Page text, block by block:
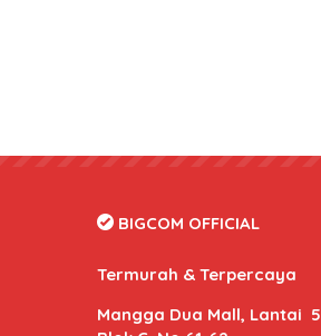
BIGCOM OFFICIAL
Termurah & Terpercaya
Mangga Dua Mall, Lantai 5